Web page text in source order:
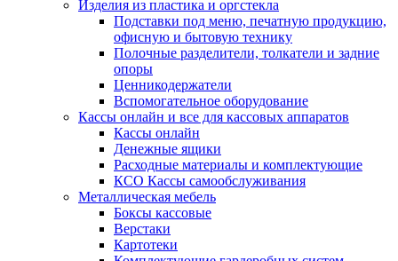
Изделия из пластика и оргстекла
Подставки под меню, печатную продукцию,
офисную и бытовую технику
Полочные разделители, толкатели и задние
опоры
Ценникодержатели
Вспомогательное оборудование
Кассы онлайн и все для кассовых аппаратов
Кассы онлайн
Денежные ящики
Расходные материалы и комплектующие
КСО Кассы самообслуживания
Металлическая мебель
Боксы кассовые
Верстаки
Картотеки